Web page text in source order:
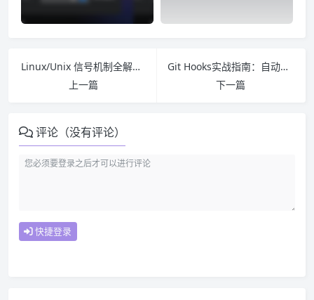
Linux/Unix 信号机制全解：Ctrl+C、Ctrl+Z、kill、pkill、nohup、&、tmux 进程管理详解
上一篇
Git Hooks实战指南：自动化提升团队代码质量与开发效率
下一篇
评论（没有评论）
快捷登录